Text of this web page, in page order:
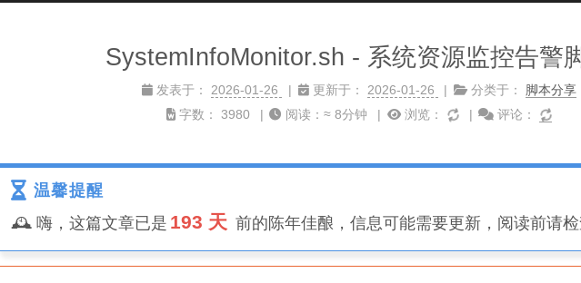
SystemInfoMonitor.sh - 系统资源监控告警
发表于： 2026-01-26 更新于： 2026-01-26 分类于： 脚本分享
字数：
3980 阅读：≈ 8分钟 浏览： 评论：
温馨提醒
🕰️ 嗨，这篇文章已是 193 天 前的陈年佳酿，信息可能需要更新，阅读前请检